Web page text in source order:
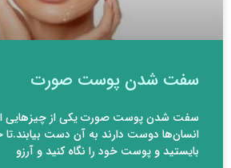
سفت شدن پوست صورت
سفت شدن پوست صورت یکی از چیزهایی
انسان‌ها دوست دارند به آن دست بیابند.تا
بایستید و پوست خود را نگاه کنید و آرزو